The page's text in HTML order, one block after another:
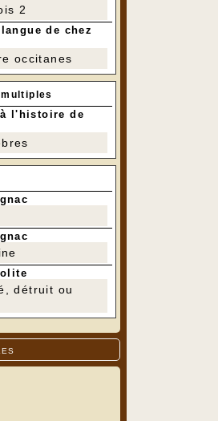
2
de chez
occitanes
l'histoire de
détruit ou